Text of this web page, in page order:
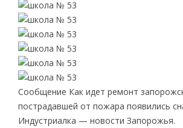
Сообщение Как идет ремонт
пострадавшей от пожара появились
Индустриалка — новости Запорожья.